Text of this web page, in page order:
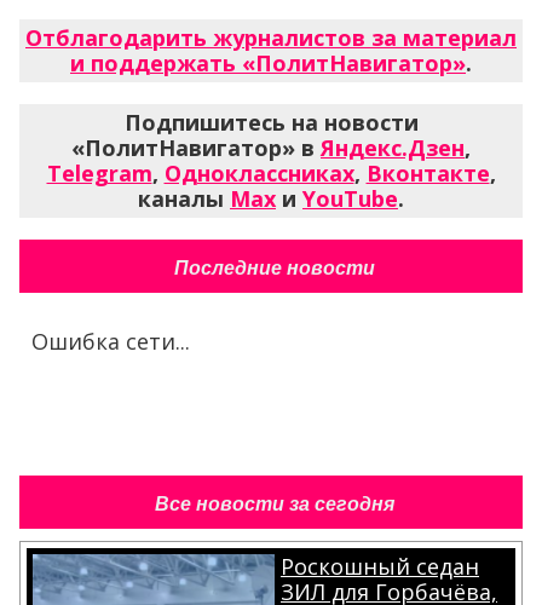
Отблагодарить журналистов за материал
и поддержать «ПолитНавигатор».
Подпишитесь на новости
«ПолитНавигатор» вЯндекс.Дзен,
Telegram, Одноклассниках, Вконтакте,
каналы Max и YouTube.
Последние новости
Ошибка сети...
Все новости за сегодня
Роскошный седан
ЗИЛ для Горбачёва,